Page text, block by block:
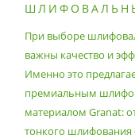
При выборе
важны качество и
Именно это
премиальным
материалом Granat:
тонкого шлифования